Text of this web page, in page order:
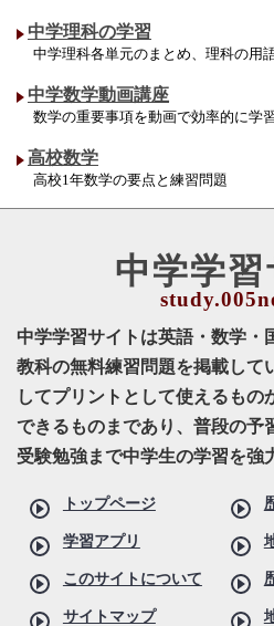
中学理科の学習
中学理科各単元のまとめ、理科の用
中学数学動画講座
数学の重要事項を動画で効率的に学
高校数学
高校1年数学の要点と練習問題
中学学習
中学学習サイトは英語・数学・
教科の無料練習問題を掲載して
してプリントとして使えるもの
できるものまであり、普段の予
受験勉強まで中学生の学習を強
トップページ
学習アプリ
このサイトについて
サイトマップ